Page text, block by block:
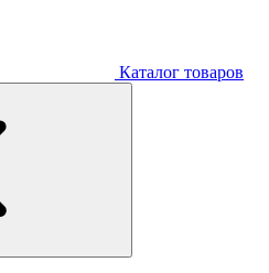
Каталог товаров